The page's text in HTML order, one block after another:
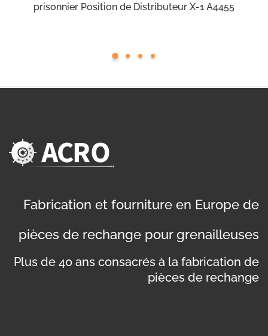
prisonnier Position de Distributeur X-1 A4455
Fabrication et fourniture en Europe de
pièces de rechange pour grenailleuses
Plus de 40 ans consacrés à la fabrication de
pièces de rechange